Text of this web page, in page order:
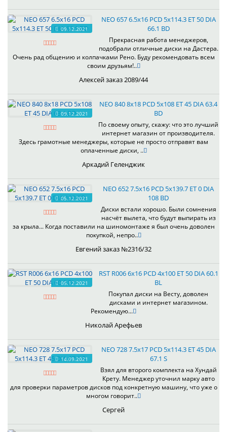
09.12.2021
NEO 657 6.5x16 PCD 5x114.3 ET 50 DIA
66.1 BD
Прекрасная работа менеджеров,
подобрали отличные диски на Дастера.
Очень рад общению и колпачками Рено. Буду рекомендовать всем
своим друзьям!..
Алексей заказ 2089/44
09.12.2021
NEO 840 8x18 PCD 5x108 ET 45 DIA 63.4
BD
По своему опыту, скажу: что это лучший
интернет магазин от производителя.
Здесь грамотные менеджеры, которые не просто отправят вам
оплаченные диски, ..
Аркадий Геленджик
05.12.2021
NEO 652 7.5x16 PCD 5x139.7 ET 0 DIA
108 BD
Диски встали хорошо. Были сомнения
насчёт вылета, что будут выпирать из
за крыла... Когда поставили на шиномонтаже я был очень доволен
покупкой, непро..
Евгений заказ №2316/32
05.12.2021
RST R006 6x16 PCD 4x100 ET 50 DIA 60.1
BL
Покупал диски на Весту, доволен
дисками и интернет магазином.
Рекомендую...
Николай Арефьев
14.09.2021
NEO 728 7.5x17 PCD 5x114.3 ET 45 DIA
67.1 S
Взял для второго комплекта на Хундай
Крету. Менеджер уточнил марку авто
для проверки параметров дисков под конкретную машину, что уже о
многом говорит..
Сергей